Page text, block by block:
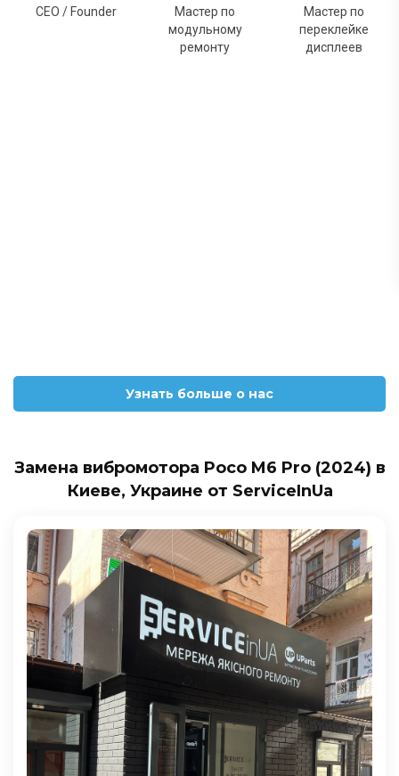
CEO / Founder
Мастер по
модульному
ремонту
Мастер по
переклейке
дисплеев
Узнать больше о нас
Замена вибромотора Poco M6 Pro (2024) в
Киеве, Украине от ServiceInUa